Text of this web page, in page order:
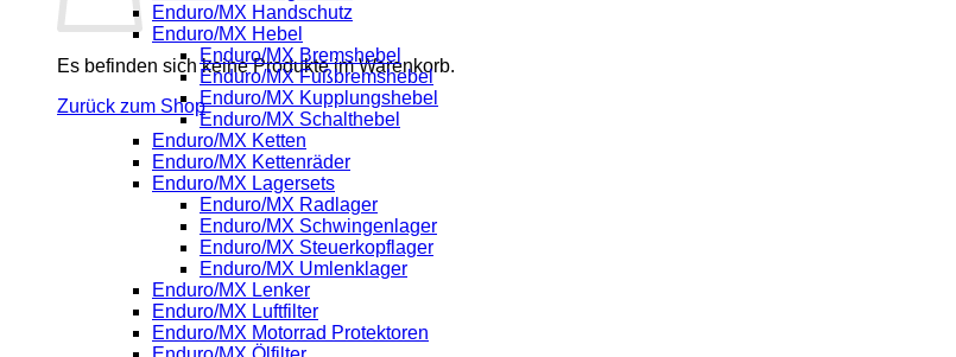
Es befinden sich keine Produkte im Warenkorb.
Zurück zum Shop
Enduro/MX Handschutz
Enduro/MX Hebel
Enduro/MX Bremshebel
Enduro/MX Fußbremshebel
Enduro/MX Kupplungshebel
Enduro/MX Schalthebel
Enduro/MX Ketten
Enduro/MX Kettenräder
Enduro/MX Lagersets
Enduro/MX Radlager
Enduro/MX Schwingenlager
Enduro/MX Steuerkopflager
Enduro/MX Umlenklager
Enduro/MX Lenker
Enduro/MX Luftfilter
Enduro/MX Motorrad Protektoren